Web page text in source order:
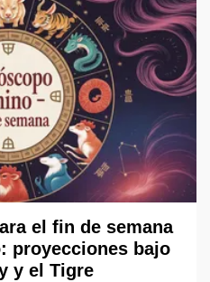
el fin de semana
proyecciones bajo
y el Tigre